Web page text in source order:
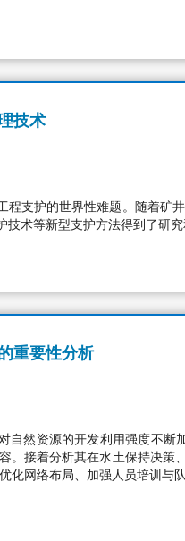
技术
程支护的世界性难题。随着矿
技术等新型支护方法得到了研
重要性分析
自然资源的开发利用强度不
。接着分析其在水土保持决
化网络布局、加强人员培训